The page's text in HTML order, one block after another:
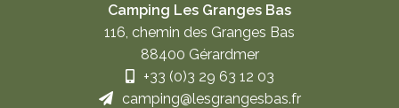
Camping Les Granges Bas
116, chemin des Granges Bas
88400 Gérardmer
+33 (0)3 29 63 12 03
camping@lesgrangesbas.fr